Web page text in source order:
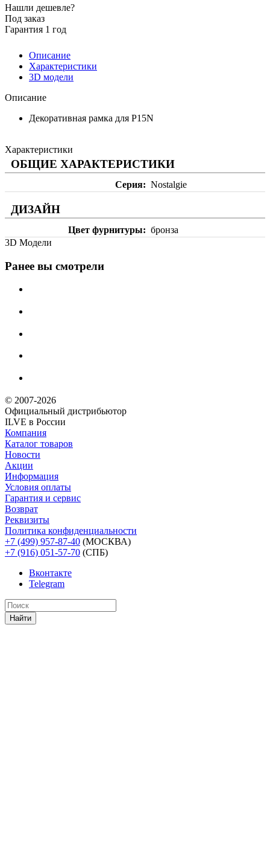
Нашли дешевле?
Под заказ
Гарантия 1 год
Описание
Характеристики
3D модели
Описание
Декоративная рамка для P15N
Характеристики
ОБЩИЕ ХАРАКТЕРИСТИКИ
Серия Nostalgie
ДИЗАЙН
Цвет фурнитуры
бронза
3D Модели
Ранее вы смотрели
© 2007-2026
Официальный дистрибьютoр
ILVE в России
Компания
Каталог товаров
Новости
Акции
Информация
Условия оплаты
Гарантия и сервис
Возврат
Реквизиты
Политика конфиденциальности
+7 (499) 957-87-40 (МОСКВА)
+7 (916) 051-57-70 (СПБ)
Вконтакте
Telegram
Найти